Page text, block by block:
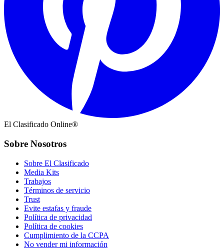
El Clasificado Online®
Sobre Nosotros
Sobre El Clasificado
Media Kits
Trabajos
Términos de servicio
Trust
Evite estafas y fraude
Política de privacidad
Política de cookies
Cumplimiento de la CCPA
No vender mi información